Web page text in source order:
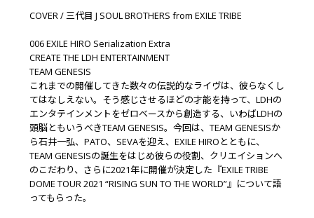
COVER / 三代目 J SOUL BROTHERS from EXILE TRIBE
006 EXILE HIRO Serialization Extra
CREATE THE LDH ENTERTAINMENT
TEAM GENESIS
これまでの開催してきた数々の伝説的なライヴは、彼らなくし
てはなしえない。そう感じさせるほどの才能を持って、LDHの
エンタテインメントをゼロベースから創造する、いわばLDHの
頭脳ともいうべきTEAM GENESIS。今回は、TEAM GENESISか
ら石井一弘、PATO、SEVAを迎え、EXILE HIROとともに、
TEAM GENESISの誕生をはじめ彼らの役割、クリエイションへ
のこだわり、さらに2021年に開催が決定した『EXILE TRIBE
DOME TOUR 2021 “RISING SUN TO THE WORLD”』について語
ってもらった。